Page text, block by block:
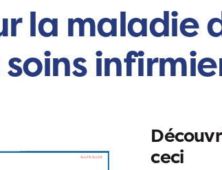
la maladie
ceci